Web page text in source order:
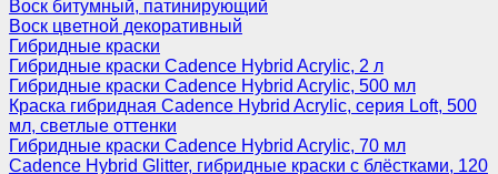
Воск битумный, патинирующий
Воск цветной декоративный
Гибридные краски
Гибридные краски Cadence Hybrid Acrylic, 2 л
Гибридные краски Cadence Hybrid Acrylic, 500 мл
Краска гибридная Cadence Hybrid Acrylic, серия Loft, 500
мл, светлые оттенки
Гибридные краски Cadence Hybrid Acrylic, 70 мл
Cadence Hybrid Glitter, гибридные краски с блёстками, 120